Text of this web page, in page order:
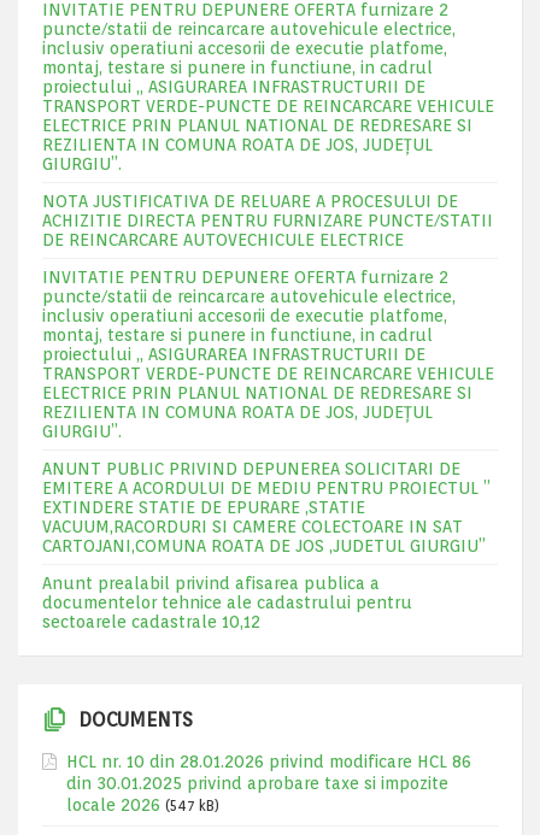
INVITATIE PENTRU DEPUNERE OFERTA furnizare 2
puncte/statii de reincarcare autovehicule electrice,
inclusiv operatiuni accesorii de executie platfome,
montaj, testare si punere in functiune, in cadrul
proiectului „ ASIGURAREA INFRASTRUCTURII DE
TRANSPORT VERDE-PUNCTE DE REINCARCARE VEHICULE
ELECTRICE PRIN PLANUL NATIONAL DE REDRESARE SI
REZILIENTA IN COMUNA ROATA DE JOS, JUDEŢUL
GIURGIU”.
NOTA JUSTIFICATIVA DE RELUARE A PROCESULUI DE
ACHIZITIE DIRECTA PENTRU FURNIZARE PUNCTE/STATII
DE REINCARCARE AUTOVECHICULE ELECTRICE
INVITATIE PENTRU DEPUNERE OFERTA furnizare 2
puncte/statii de reincarcare autovehicule electrice,
inclusiv operatiuni accesorii de executie platfome,
montaj, testare si punere in functiune, in cadrul
proiectului „ ASIGURAREA INFRASTRUCTURII DE
TRANSPORT VERDE-PUNCTE DE REINCARCARE VEHICULE
ELECTRICE PRIN PLANUL NATIONAL DE REDRESARE SI
REZILIENTA IN COMUNA ROATA DE JOS, JUDEŢUL
GIURGIU”.
ANUNT PUBLIC PRIVIND DEPUNEREA SOLICITARI DE
EMITERE A ACORDULUI DE MEDIU PENTRU PROIECTUL ”
EXTINDERE STATIE DE EPURARE ,STATIE
VACUUM,RACORDURI SI CAMERE COLECTOARE IN SAT
CARTOJANI,COMUNA ROATA DE JOS ,JUDETUL GIURGIU”
Anunt prealabil privind afisarea publica a
documentelor tehnice ale cadastrului pentru
sectoarele cadastrale 10,12
DOCUMENTS
HCL nr. 10 din 28.01.2026 privind modificare HCL 86
din 30.01.2025 privind aprobare taxe si impozite
locale 2026 (547 kB)